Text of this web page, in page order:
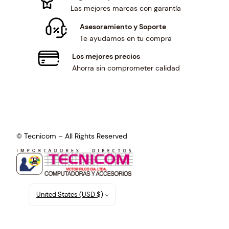
Las mejores marcas con garantía
Asesoramiento y Soporte
Te ayudamos en tu compra
Los mejores precios
Ahorra sin comprometer calidad
© Tecnicom – All Rights Reserved
United States (USD $)